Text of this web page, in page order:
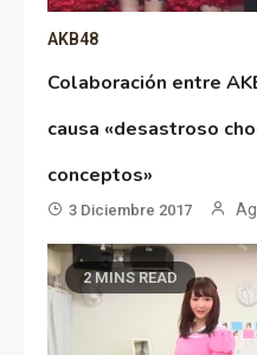
AKB48
Colaboración entre
causa «desastroso
conceptos»
3 Diciembre 2017
2 MINS READ